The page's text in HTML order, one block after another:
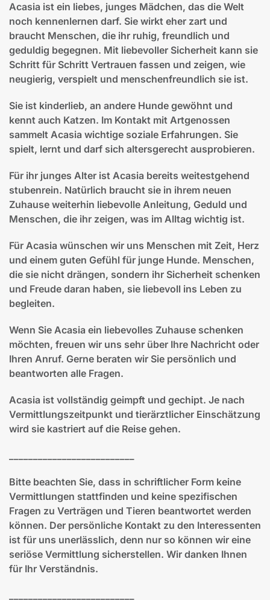
Acasia ist ein liebes, junges Mädchen, das die Welt
noch kennenlernen darf. Sie wirkt eher zart und
braucht Menschen, die ihr ruhig, freundlich und
geduldig begegnen. Mit liebevoller Sicherheit kann sie
Schritt für Schritt Vertrauen fassen und zeigen, wie
neugierig, verspielt und menschenfreundlich sie ist.
Sie ist kinderlieb, an andere Hunde gewöhnt und
kennt auch Katzen. Im Kontakt mit Artgenossen
sammelt Acasia wichtige soziale Erfahrungen. Sie
spielt, lernt und darf sich altersgerecht ausprobieren.
Für ihr junges Alter ist Acasia bereits weitestgehend
stubenrein. Natürlich braucht sie in ihrem neuen
Zuhause weiterhin liebevolle Anleitung, Geduld und
Menschen, die ihr zeigen, was im Alltag wichtig ist.
Für Acasia wünschen wir uns Menschen mit Zeit, Herz
und einem guten Gefühl für junge Hunde. Menschen,
die sie nicht drängen, sondern ihr Sicherheit schenken
und Freude daran haben, sie liebevoll ins Leben zu
begleiten.
Wenn Sie Acasia ein liebevolles Zuhause schenken
möchten, freuen wir uns sehr über Ihre Nachricht oder
Ihren Anruf. Gerne beraten wir Sie persönlich und
beantworten alle Fragen.
Acasia ist vollständig geimpft und gechipt. Je nach
Vermittlungszeitpunkt und tierärztlicher Einschätzung
wird sie kastriert auf die Reise gehen.
Bitte beachten Sie, dass in schriftlicher Form keine
Vermittlungen stattfinden und keine spezifischen
Fragen zu Verträgen und Tieren beantwortet werden
können. Der persönliche Kontakt zu den Interessenten
ist für uns unerlässlich, denn nur so können wir eine
seriöse Vermittlung sicherstellen. Wir danken Ihnen
für Ihr Verständnis.